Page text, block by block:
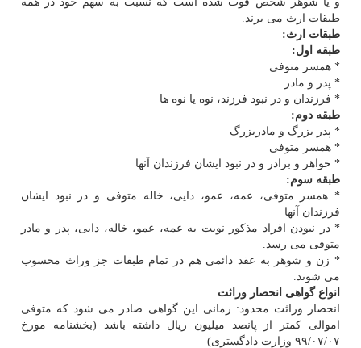
طبقات ارث می برند.
طبقات ارث:
طبقه اول:
* همسر متوفی
* پدر و مادر
* فرزندان و در نبود فرزند، نوه یا نوه ها
طبقه دوم:
* پدر بزرگ و مادربزرگ
* همسر متوفی
* خواهر و برادر و در نبود ایشان فرزندان آنها
طبقه سوم:
* همسر متوفی، عمه، عمو، دایی، خاله متوفی و در نبود ایشان
فرزندان آنها
* در نبودن افراد مذکور نوبت به عمه، عمو، خاله، دایی، پدر و مادر
متوفی می رسد.
* زن و شوهر به عقد دائمی هم در تمام طبقات جز وراث محسوب
می شوند.
انواع گواهی انحصار وراثت
انحصار وراثت محدود: زمانی این گواهی صادر می شود که متوفی
اموالی کمتر از پانصد میلیون ریال داشته باشد (بخشنامه مورخ
۰۷/‏۰۷/‏۹۹‬ وزارت دادگستری)